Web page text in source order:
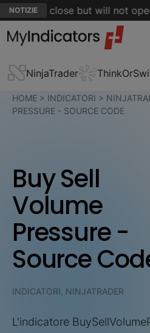
NOTIZIEis close but will not open
NinjaTrader
HOME > INDICATORI >
PRESSURE - SOURCE CODE
Buy Sell
Volume
Pressure -
Source
INDICATORI, NINJATRADER
L'indicatore